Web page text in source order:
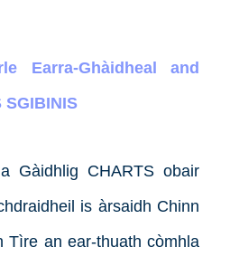
Earra-Ghàidheal and
SGIBINIS
Gàidhlig CHARTS obair
is àrsaidh Chinn
Tìre an ear-thuath còmhla